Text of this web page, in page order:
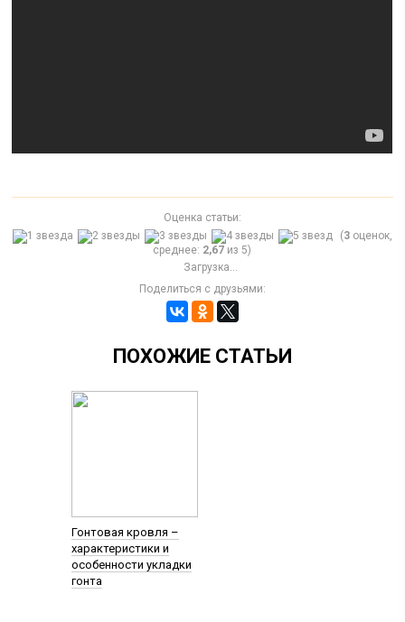
Оценка статьи:
(3оценок,
среднее: 2,67 из 5)
Загрузка...
Поделиться с друзьями:
ПОХОЖИЕ СТАТЬИ
Гонтовая кровля –
характеристики и
особенности укладки
гонта